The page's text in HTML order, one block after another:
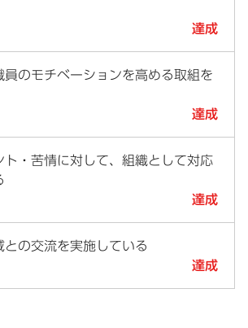
達成
員のモチベーションを高める取組を
達成
ト・苦情に対して、組織として対応
達成
との交流を実施している
達成